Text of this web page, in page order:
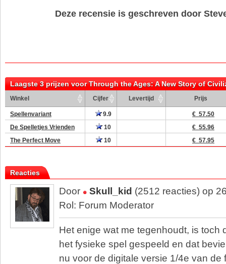
Deze recensie is geschreven door
Laagste 3 prijzen voor Through the Ages: A New Story of
Winkel Cijfer Levertijd Prijs
Spellenvariant 9.9
€ 57.50
De Spelletjes Vrienden
10
€ 55.96
The Perfect Move
10 € 57.95
Reacties
Door Skull_kid (2512 reacties) op
Rol: Forum Moderator
Het enige wat me tegenhoudt, is toch
het fysieke spel gespeeld en dat
nu voor de digitale versie 1/4e van de